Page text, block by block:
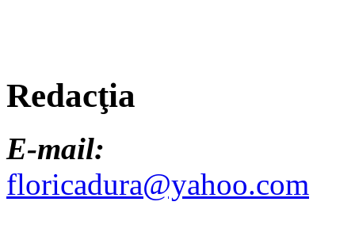
Redacţia
E-mail:
floricadura@yahoo.com